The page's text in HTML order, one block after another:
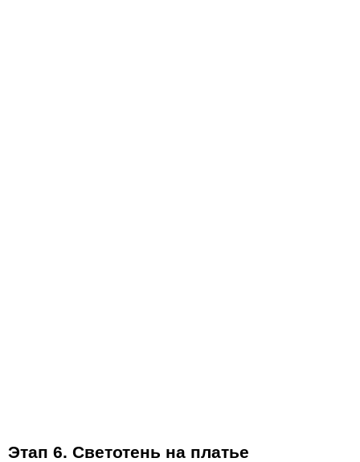
Этап 6. Светотень на платье